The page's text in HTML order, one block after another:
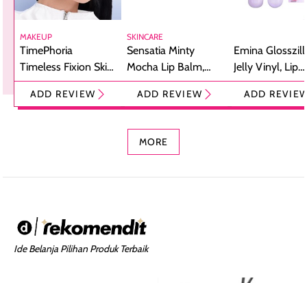
MAKEUP
TimePhoria
Timeless Fixion Skin
Tint Stick,
Foundation dan
ADD REVIEW
SKINCARE
Sensatia Minty
Mocha Lip Balm,
Pelembap Bibir
dengan Aroma
ADD REVIEW
Emina
Jelly Vinyl, Lip
Cream Glossy
Ringan
ADD
MORE
Ide Belanja Pilihan Produk Terbaik